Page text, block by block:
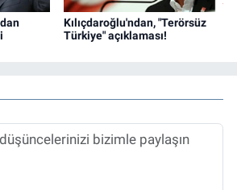
Kılıçdaroğlu'ndan, "Terörsüz
Türkiye" açıklaması!